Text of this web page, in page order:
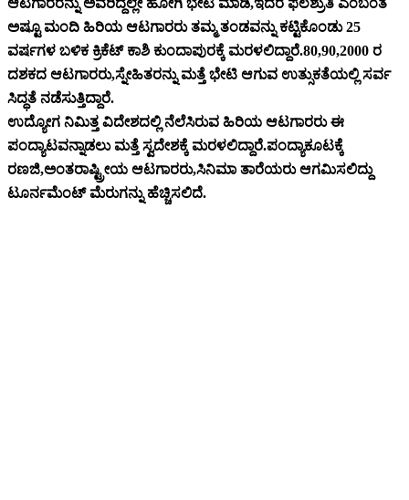
ಆಟಗಾರರನ್ನು ಅವರಿದ್ದಲ್ಲೇ ಹೋಗಿ ಭೇಟಿ ಮಾಡಿ,ಇದರ ಫಲಶ್ರುತಿ ಎಂಬಂತೆ
ಅಷ್ಟೂ ಮಂದಿ ಹಿರಿಯ ಆಟಗಾರರು ತಮ್ಮ ತಂಡವನ್ನು ಕಟ್ಟಿಕೊಂಡು 25
ವರ್ಷಗಳ ಬಳಿಕ ಕ್ರಿಕೆಟ್ ಕಾಶಿ ಕುಂದಾಪುರಕ್ಕೆ ಮರಳಲಿದ್ದಾರೆ.80,90,2000 ರ
ದಶಕದ ಆಟಗಾರರು,ಸ್ನೇಹಿತರನ್ನು ಮತ್ತೆ ಭೇಟಿ ಆಗುವ ಉತ್ಸುಕತೆಯಲ್ಲಿ ಸರ್ವ
ಸಿದ್ಧತೆ ನಡೆಸುತ್ತಿದ್ದಾರೆ.
ಉದ್ಯೋಗ ನಿಮಿತ್ತ ವಿದೇಶದಲ್ಲಿ ನೆಲೆಸಿರುವ ಹಿರಿಯ ಆಟಗಾರರು ಈ
ಪಂದ್ಯಾಟವನ್ನಾಡಲು ಮತ್ತೆ ಸ್ವದೇಶಕ್ಕೆ ಮರಳಲಿದ್ದಾರೆ.ಪಂದ್ಯಾಕೂಟಕ್ಕೆ
ರಣಜಿ,ಅಂತರಾಷ್ಟ್ರೀಯ ಆಟಗಾರರು,ಸಿನಿಮಾ ತಾರೆಯರು ಆಗಮಿಸಲಿದ್ದು
ಟೂರ್ನಮೆಂಟ್ ಮೆರುಗನ್ನು ಹೆಚ್ಚಿಸಲಿದೆ.